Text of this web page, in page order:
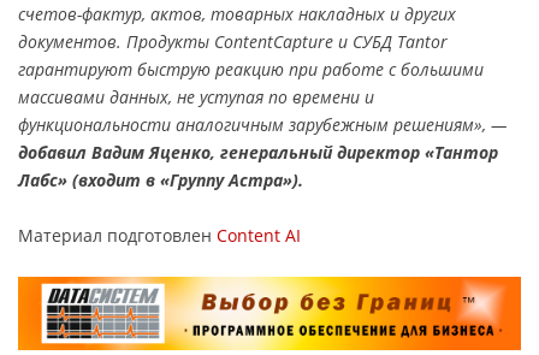
счетов-фактур, актов, товарных накладных и других
документов. Продукты ContentCapture и СУБД Tantor
гарантируют быструю реакцию при работе с большими
массивами данных, не уступая по времени и
функциональности аналогичным зарубежным решениям», —
добавил Вадим Яценко, генеральный директор «Тантор
Лабс» (входит в «Группу Астра»).
Материал подготовлен Content AI